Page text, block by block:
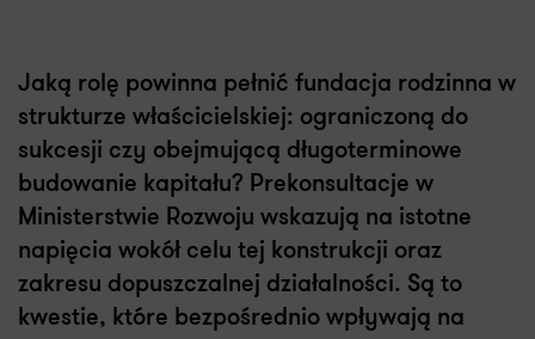
Jaką rolę powinna pełnić fundacja rodzinna w
strukturze właścicielskiej: ograniczoną do
sukcesji czy obejmującą długoterminowe
budowanie kapitału? Prekonsultacje w
Ministerstwie Rozwoju wskazują na istotne
napięcia wokół celu tej konstrukcji oraz
zakresu dopuszczalnej działalności. Są to
kwestie, które bezpośrednio wpływają na